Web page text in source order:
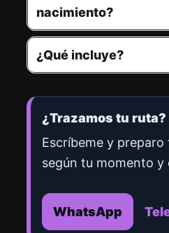
nacimiento?
¿Qué incluye?
Contactar
¿Trazamos tu ruta?
Escríbeme y
según tu momento y
WhatsApp